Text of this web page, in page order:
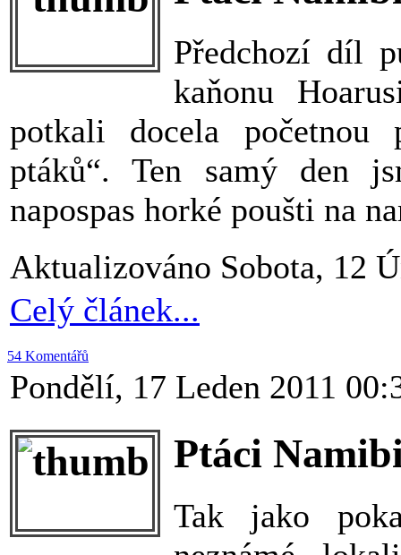
Předchozí díl
kaňonu
potkali docela početnou
ptáků“. Ten samý den
napospas horké poušti na
Aktualizováno Sobota, 12
Celý článek...
54 Komentářů
Pondělí, 17 Leden 2011
Ptáci
Tak jako